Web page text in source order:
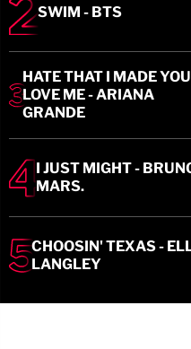
SWIM - BTS
HATE THAT I MADE YOU
LOVE ME - ARIANA
GRANDE
I JUST MIGHT -
MARS.
CHOOSIN' TEXAS -
LANGLEY